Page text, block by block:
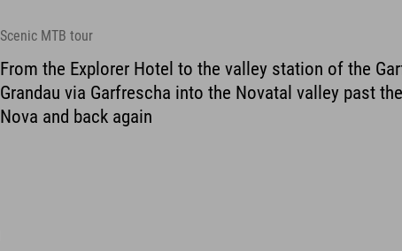
Scenic MTB tour
From the Explorer Hotel to the valley station of the
Grandau via Garfrescha into the Novatal valley past
Nova and back again